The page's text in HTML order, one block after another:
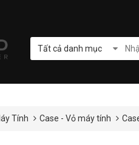
Tất cả danh mục
Tính Case - Vỏ máy tính